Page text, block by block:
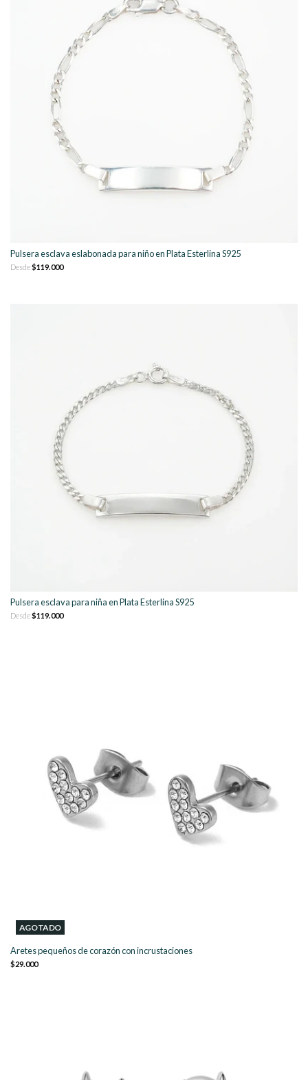
Pulsera esclava eslabonada para niño en Plata Esterlina S925
Desde$119.000
Pulsera esclava para niña en Plata Esterlina S925
Desde$119.000
AGOTADO
Aretes pequeños de corazón con incrustaciones
$29.000